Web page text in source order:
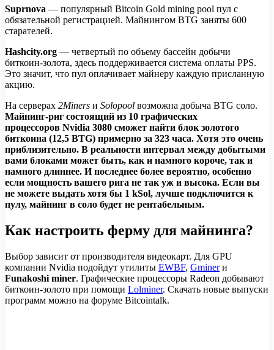
Suprnova — популярный Bitcoin Gold mining pool пул с
обязательной регистрацией. Майнингом BTG заняты 600
старателей.
Hashcity.org — четвертый по объему бассейн добычи
биткоин-золота, здесь поддерживается система оплаты PPS.
Это значит, что пул оплачивает майнеру каждую присланную
акцию.
На серверах 2Miners и Solopool возможна добыча BTG соло.
Майнинг-риг состоящий из 10 графических
процессоров Nvidia 3080 сможет найти блок золотого
биткоина (12,5 BTG) примерно за 323 часа. Хотя это очень
приблизительно. В реальности интервал между добытыми
вами блоками может быть, как и намного короче, так и
намного длиннее. И последнее более вероятно, особенно
если мощность вашего рига не так уж и высока. Если вы
не можете выдать хотя бы 1 kSol, лучше подключится к
пулу, майнинг в соло будет не рентабельным.
Как настроить ферму для майнинга?
Выбор зависит от производителя видеокарт. Для GPU
компании Nvidia подойдут утилиты EWBF, Gminerи
Funakoshi miner. Графические процессоры Radeon добывают
биткоин-золото при помощи Lolminer. Скачать новые выпуски
программ можно на форуме Bitcointalk.